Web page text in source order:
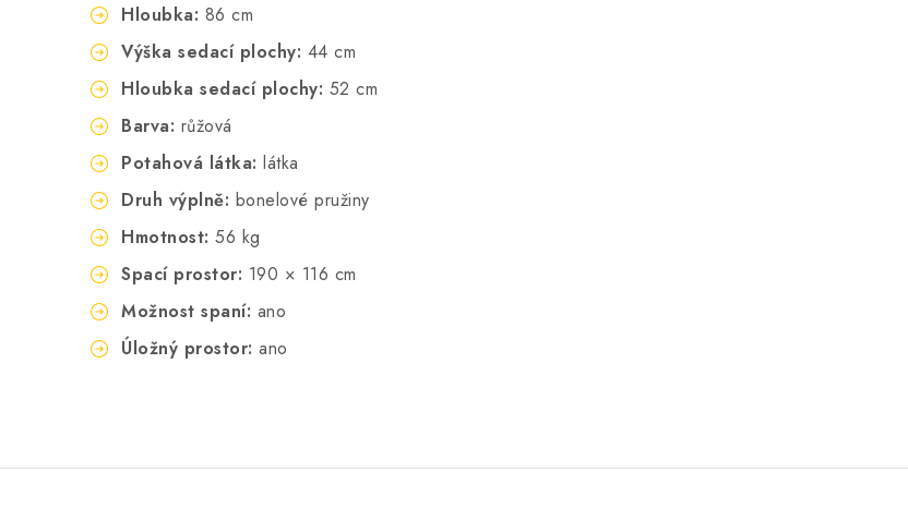
Hloubka: 86 cm
Výška sedací plochy: 44 cm
Hloubka sedací plochy: 52 cm
Barva: růžová
Potahová látka: látka
Druh výplně: bonelové pružiny
Hmotnost: 56 kg
Spací prostor: 190 × 116 cm
Možnost spaní: ano
Úložný prostor: ano